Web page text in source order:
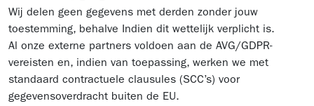
Wij delen geen gegevens met derden zonder jouw
toestemming, behalve Indien dit wettelijk verplicht is.
Al onze externe partners voldoen aan de AVG/GDPR-
vereisten en, indien van toepassing, werken we met
standaard contractuele clausules (SCC’s) voor
gegevensoverdracht buiten de EU.